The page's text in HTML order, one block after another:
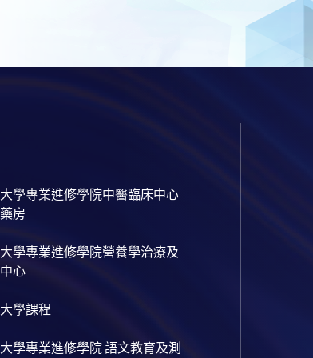
學專業進修學院中醫臨床中心
房
學專業進修學院營養學治療及
心
學課程
學專業進修學院 語文教育及測